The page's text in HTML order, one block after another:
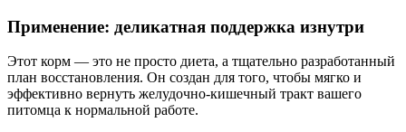
Применение: деликатная поддержка изнутри
Этот корм — это не просто диета, а тщательно разработанный
план восстановления. Он создан для того, чтобы мягко и
эффективно вернуть желудочно-кишечный тракт вашего
питомца к нормальной работе.